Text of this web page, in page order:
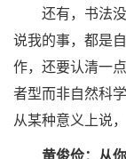
还有，书法
说我的事，都是
作，还要认清一
者型而非自然科
从某种意义上说
黄俊俭：从